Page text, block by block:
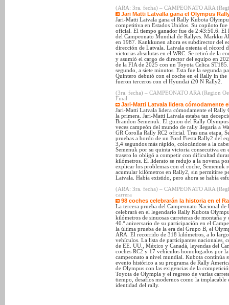
(ARA: 3ra. fecha) – CAMPEONATO ARA
Jari Matti Latvalla gana el Olympus
Jari-Matti Latvala gana el Rally Kubota
competitiva en Estados Unidos. Su copiloto
oficial. El tiempo ganador fue de 2:43:50.6. El
del Campeonato Mundial de Rallyes. Markku
en 1987. Kankkunen ahora es subdirector del
dirección de Latvala. Latvala ostenta el récord
victorias absolutas en el WRC. Se retiró de la
y asumió el cargo de director del equipo en
de la FIA de 2025 con un Toyota Celica
segundo, a siete minutos. Esta fue la segunda
Quintero debutó con el coche en el Rally in
fueron terceros con el Hyundai i20 N Rally2.
(3ra. fecha) – CAMPEONATO ARA (Region
Final
Jari-Matti Latvala lidera cómodamente
Jari-Matti Latvala lidera cómodamente el Rally
la primera. Jari-Matti Latvala estaba tan
Brandon Semenuk. El guion del Rally Olympus
veces campeón del mundo de rally llegaría a
GR Corolla Rally RC2 oficial. Tras una etapa,
pruebas a bordo de un Ford Fiesta Rally2 del
3,4 segundos más rápido, colocándose a la
Semenuk por su quinta victoria consecutiva
trasero lo obligó a competir con dificultad
kilómetros. El liderato se redujo a la novena
explicar los problemas con el coche, Semenuk
acumular kilómetros en Rally2, sin permitirse
Latvala. Había existido, pero ahora se había
(ARA: 3ra. fecha) – CAMPEONATO ARA
carrera
98 coches celebrarán la historia en el
La tercera prueba del Campeonato Nacional
celebrará en el legendario Rally Kubota
kilómetros de sinuosas carreteras de montaña
40.º aniversario de su participación en el
la última prueba de la era del Grupo B, el
ARA. El recorrido de 318 kilómetros, a lo
vehículos. La lista de participantes nacionales,
de EE. UU., México y Canadá, leyendas del
coches RC2 y 17 vehículos homologados por
campeonato a nivel mundial. Kubota continúa
evento histórico a su programa de Rally
de Olympus con las exigencias de la
Toyota de Olympia y el regreso de varias
tiempo, desafíos modernos como la implacable
identidad del rally.